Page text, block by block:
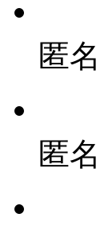
匿名
匿名